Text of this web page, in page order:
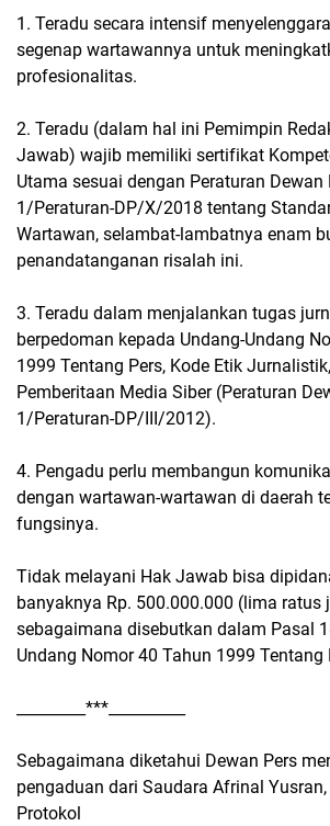
1. Teradu secara intensif
segenap wartawannya untuk
profesionalitas.
2. Teradu (dalam hal ini Pemimpin
Jawab) wajib memiliki sertifikat
Utama sesuai dengan Peraturan Dewan
1/Peraturan-DP/X/2018 tentang
Wartawan, selambat-lambatnya enam
penandatanganan risalah ini.
3. Teradu dalam menjalankan tugas
berpedoman kepada Undang-Undang
1999 Tentang Pers, Kode Etik
Pemberitaan Media Siber (Peraturan
1/Peraturan-DP/III/2012).
4. Pengadu perlu membangun
dengan wartawan-wartawan di daerah
fungsinya.
Tidak melayani Hak Jawab bisa
banyaknya Rp. 500.000.000 (lima ratus
sebagaimana disebutkan dalam Pasal
Undang Nomor 40 Tahun 1999 Tentang
_________***__________
Sebagaimana diketahui Dewan Pers
pengaduan dari Saudara Afrinal
Protokol